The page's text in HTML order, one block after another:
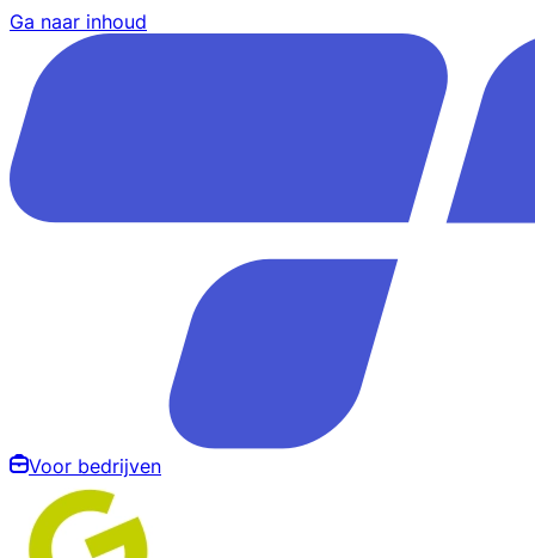
Ga naar inhoud
Voor bedrijven